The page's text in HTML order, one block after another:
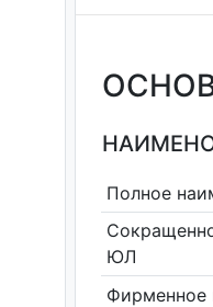
Полное
ЮЛ
Фирменное